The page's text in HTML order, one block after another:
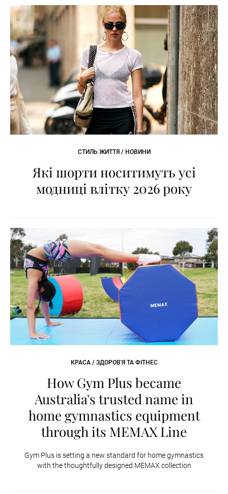
СТИЛЬ ЖИТТЯ / НОВИНИ
Які шорти носитимуть усі
модниці влітку 2026 року
КРАСА / ЗДОРОВ'Я ТА ФІТНЕС
How Gym Plus became
Australia's trusted name in
home gymnastics equipment
through its MEMAX Line
Gym Plus is setting a new standard for home gymnastics
with the thoughtfully designed MEMAX collection